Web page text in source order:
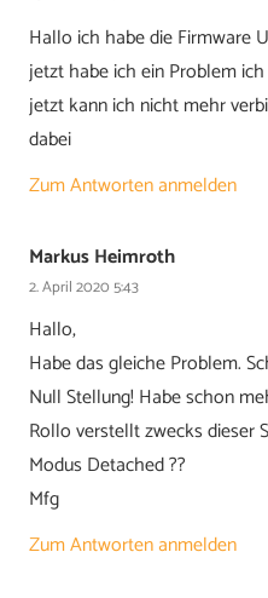
Hallo ich habe die Firmware
jetzt habe ich ein Problem
jetzt kann ich nicht mehr
dabei
Zum Antworten anmelden
Markus Heimroth
2. April 2020 5:43
Hallo,
Habe das gleiche Problem.
Null Stellung! Habe schon
Rollo verstellt zwecks dieser
Modus Detached ??
Mfg
Zum Antworten anmelden